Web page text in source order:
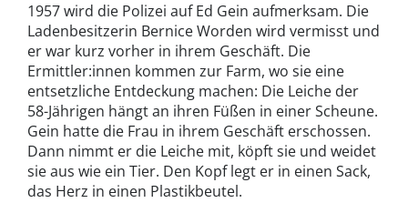
1957 wird die Polizei auf Ed Gein aufmerksam. Die
Ladenbesitzerin Bernice Worden wird vermisst und
er war kurz vorher in ihrem Geschäft. Die
Ermittler:innen kommen zur Farm, wo sie eine
entsetzliche Entdeckung machen: Die Leiche der
58-Jährigen hängt an ihren Füßen in einer Scheune.
Gein hatte die Frau in ihrem Geschäft erschossen.
Dann nimmt er die Leiche mit, köpft sie und weidet
sie aus wie ein Tier. Den Kopf legt er in einen Sack,
das Herz in einen Plastikbeutel.